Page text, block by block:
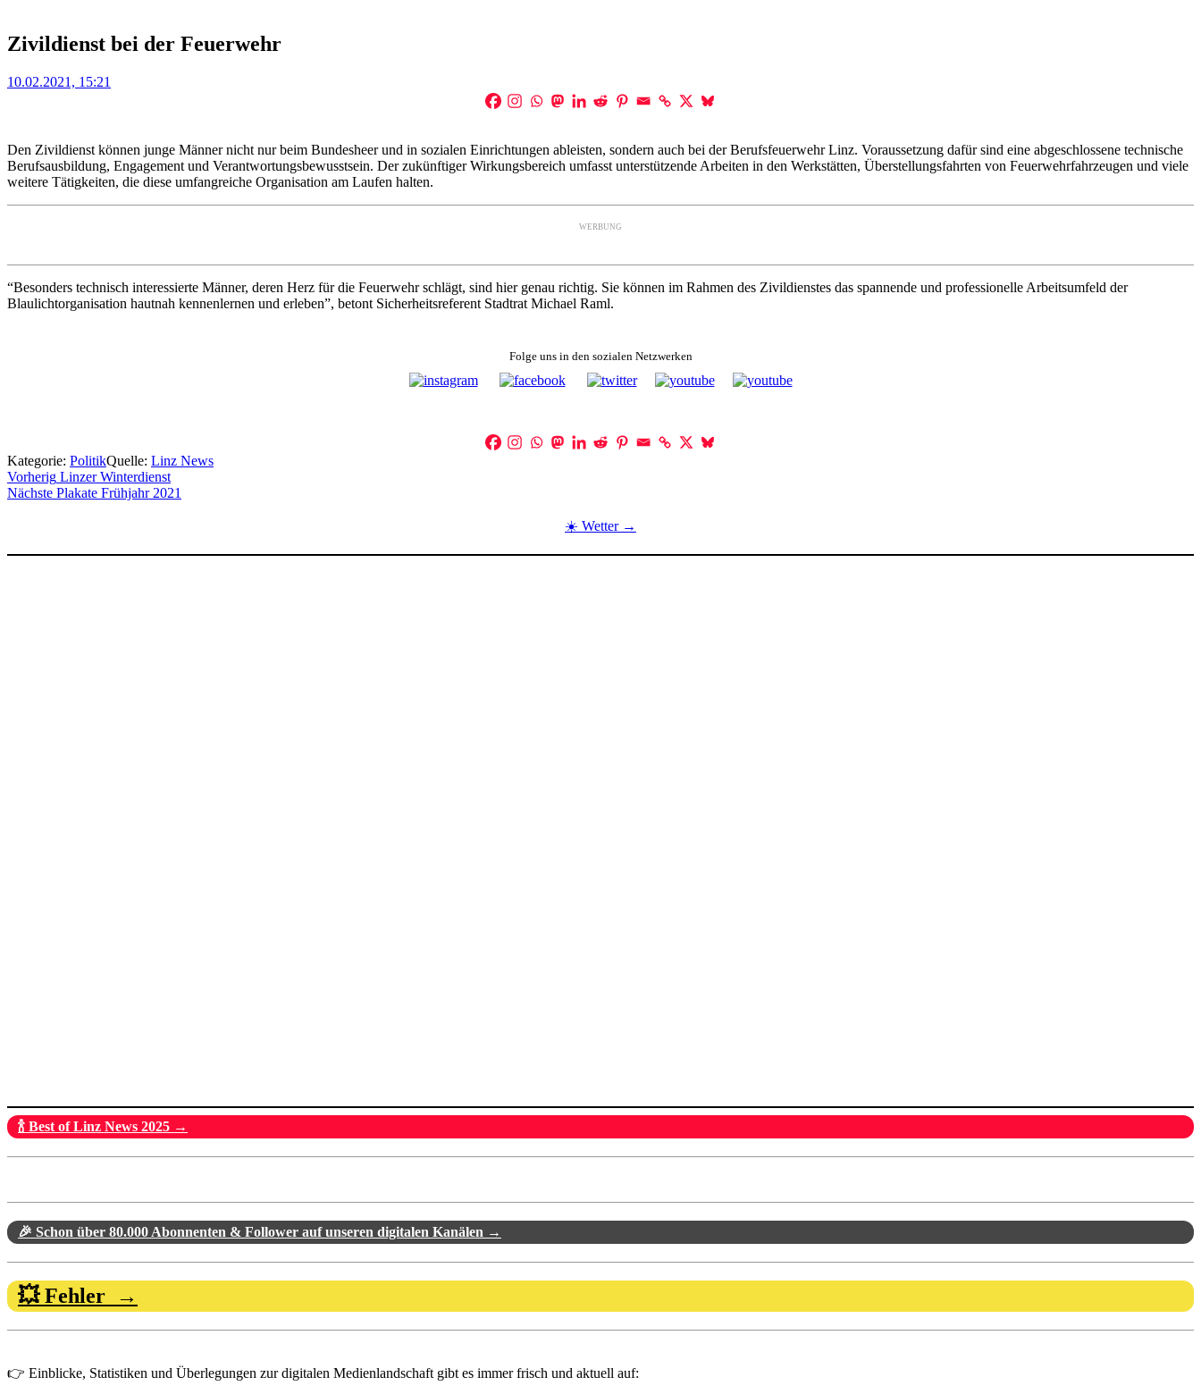
Zivildienst bei der Feuerwehr
Posted
10.02.2021, 15:21
Den Zivildienst können junge Männer nicht nur beim Bundesheer und in sozialen Einrichtungen ableisten, sondern auch bei der Berufsfeuerwehr Linz. Voraussetzung dafür sind eine abgeschlossene technische
Berufsausbildung, Engagement und Verantwortungsbewusstsein. Der zukünftiger Wirkungsbereich umfasst unterstützende Arbeiten in den Werkstätten, Überstellungsfahrten von Feuerwehrfahrzeugen und viele
weitere Tätigkeiten, die diese umfangreiche Organisation am Laufen halten.
WERBUNG
“Besonders technisch interessierte Männer, deren Herz für die Feuerwehr schlägt, sind hier genau richtig. Sie können im Rahmen des Zivildienstes das spannende und professionelle Arbeitsumfeld der
Blaulichtorganisation hautnah kennenlernen und erleben”, betont Sicherheitsreferent Stadtrat Michael Raml.
Folge uns in den sozialen Netzwerken
Kategorie: PolitikQuelle: Linz News
Beitragsnavigation
Vorherig Linzer Winterdienst
Nächste Plakate Frühjahr 2021
☀️ Wetter →
🍾 Best of Linz News 2025 →
🎉 Schon über 80.000 Abonnenten & Follower auf unseren digitalen Kanälen →
💥 Fehler →
👉 Einblicke, Statistiken und Überlegungen zur digitalen Medienlandschaft gibt es immer frisch und aktuell auf: